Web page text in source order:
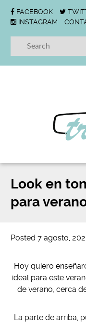
FACEBOOK
INSTAGRAM
Look en
para
Posted7 agosto,
Hoy quiero
ideal para este
de verano, cerca
La parte de arriba,